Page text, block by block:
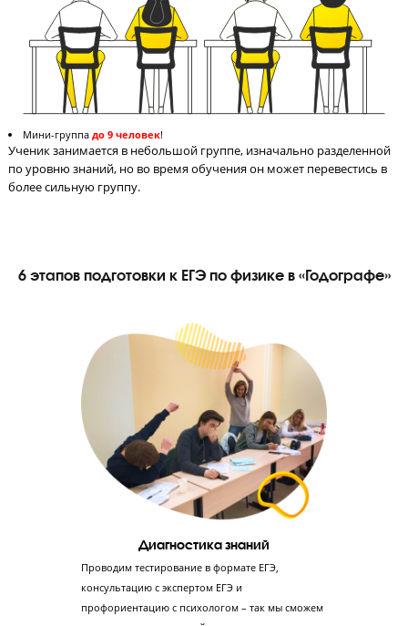
Педагог на связи с учениками 24/7
материале и ответит на вопросы по домашнему заданию.
СМС-отчетность родителям после урока
После каждого урока родитель получает СМС с оценками
за работу на уроке, тестирование и домашнее задание.